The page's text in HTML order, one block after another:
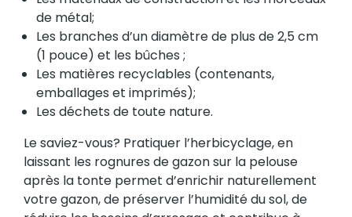
de métal;
Les branches d’un diamètre de plus de 2,5 cm
(1 pouce) et les bûches ;
Les matières recyclables (contenants,
emballages et imprimés);
Les déchets de toute nature.
Le saviez-vous? Pratiquer l’herbicyclage, en
laissant les rognures de gazon sur la pelouse
après la tonte permet d’enrichir naturellement
votre gazon, de préserver l’humidité du sol, de